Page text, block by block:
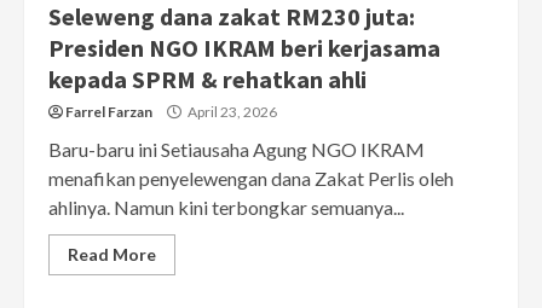
Seleweng dana zakat RM230 juta:
Presiden NGO IKRAM beri kerjasama
kepada SPRM & rehatkan ahli
Farrel Farzan April 23, 2026
Baru-baru ini Setiausaha Agung NGO IKRAM
menafikan penyelewengan dana Zakat Perlis oleh
ahlinya. Namun kini terbongkar semuanya...
Read More